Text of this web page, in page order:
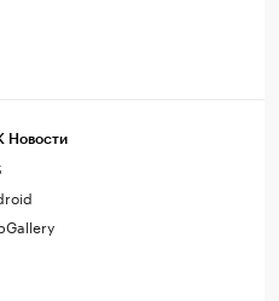
Новости